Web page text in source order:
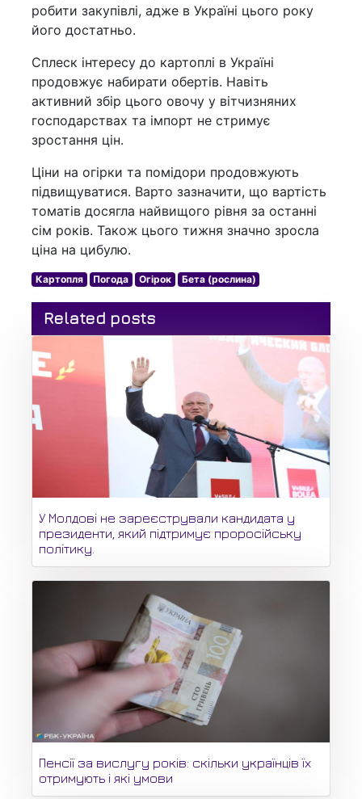
робити закупівлі, адже в Україні цього року
його достатньо.
Сплеск інтересу до картоплі в Україні
продовжує набирати обертів. Навіть
активний збір цього овочу у вітчизняних
господарствах та імпорт не стримує
зростання цін.
Ціни на огірки та помідори продовжують
підвищуватися. Варто зазначити, що вартість
томатів досягла найвищого рівня за останні
сім років. Також цього тижня значно зросла
ціна на цибулю.
Картопля Погода Огірок Бета (рослина)
Related posts
У Молдові не зареєстрували кандидата у
президенти, який підтримує проросійську
політику.
Пенсії за вислугу років: скільки українців їх
отримують і які умови